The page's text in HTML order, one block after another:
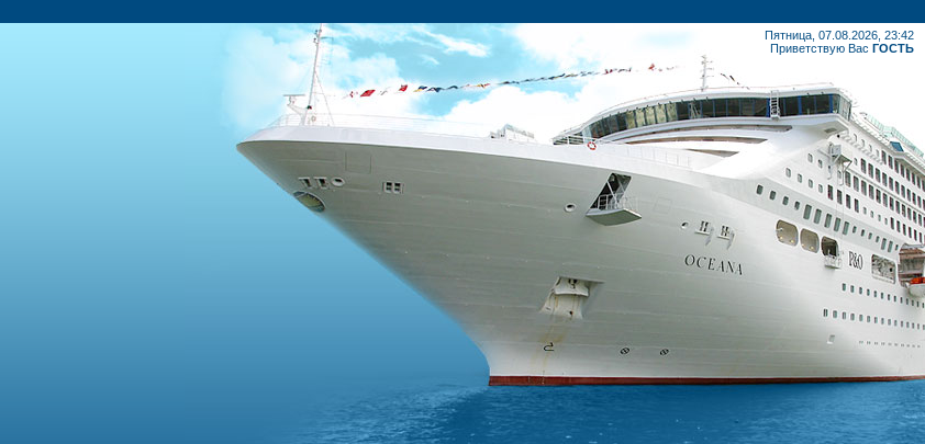
Пятница, 07.08.2026, 23:42
Приветствую Вас ГОСТЬ